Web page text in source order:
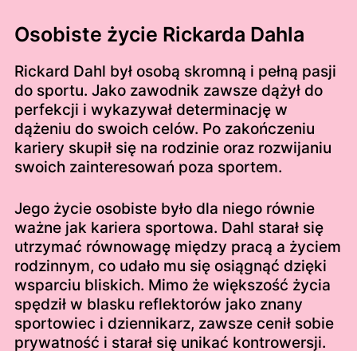
Osobiste życie Rickarda Dahla
Rickard Dahl był osobą skromną i pełną pasji
do sportu. Jako zawodnik zawsze dążył do
perfekcji i wykazywał determinację w
dążeniu do swoich celów. Po zakończeniu
kariery skupił się na rodzinie oraz rozwijaniu
swoich zainteresowań poza sportem.
Jego życie osobiste było dla niego równie
ważne jak kariera sportowa. Dahl starał się
utrzymać równowagę między pracą a życiem
rodzinnym, co udało mu się osiągnąć dzięki
wsparciu bliskich. Mimo że większość życia
spędził w blasku reflektorów jako znany
sportowiec i dziennikarz, zawsze cenił sobie
prywatność i starał się unikać kontrowersji.